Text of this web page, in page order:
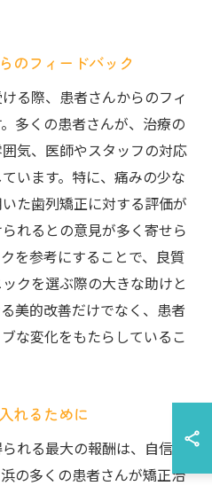
のフィードバック
る際、患者さんからのフィ
多くの患者さんが、治療の
気、医師やスタッフの対応
います。特に、痛みの少な
た歯列矯正に対する評価が
れるとの意見が多く寄せら
を参考にすることで、良質
クを選ぶ際の大きな助けと
美的改善だけでなく、患者
な変化をもたらしているこ
れるために
れる最大の報酬は、自信に
の多くの患者さんが矯正治